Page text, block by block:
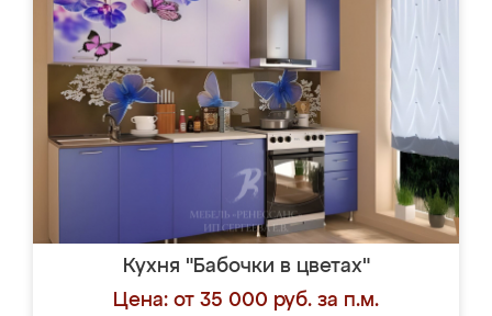
Кухня "Бабочки в цветах"
Цена: от 35 000 руб. за п.м.